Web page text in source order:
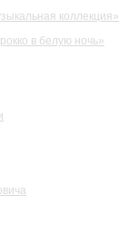
коллекция»
в белую ночь»